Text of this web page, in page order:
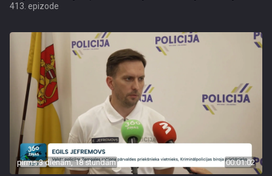
413. epizode
pirms 3 dienām, 18 stundām 00:01:02